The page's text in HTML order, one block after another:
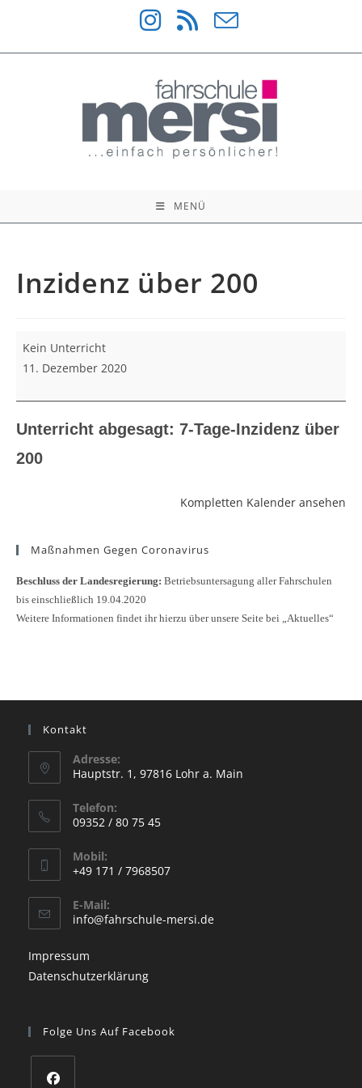
springen
MENÜ
Inzidenz über 200
Inzidenz
Kein Unterricht
11. Dezember 2020
Unterricht abgesagt: 7-Tage-Inzidenz über
200
Kompletten Kalender ansehen
Maßnahmen Gegen Coronavirus
Beschluss der Landesregierung: Betriebsuntersagung aller Fahrschulen
bis einschließlich 19.04.2020
Weitere Informationen findet ihr hierzu über unsere Seite bei „Aktuelles“
Kontakt
Adresse:
Hauptstr. 1, 97816 Lohr a. Main
in
a
new
tab
Telefon:
09352 / 80 75 45
in
your
application
Mobil:
+49 171 / 7968507
in
your
E-Mail:
info@fahrschule-mersi.deOpens
Impressum
Datenschutzerklärung
Folge Uns Auf Facebook